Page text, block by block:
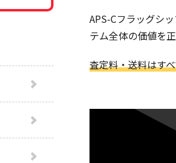
APS-Cフラッグシ
テム全体の価値を
査定料・送料はす